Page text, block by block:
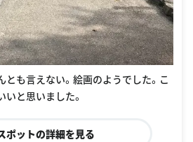
も言えない。絵画のようでした。こ
と思いました。
ポットの詳細を見る